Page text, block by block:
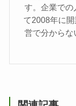
す。企業での
て2008年に
営で分からな